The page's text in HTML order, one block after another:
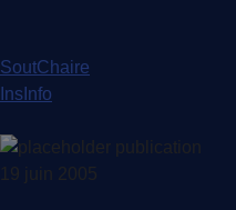
SoutChaire
InsInfo
19 juin 2005